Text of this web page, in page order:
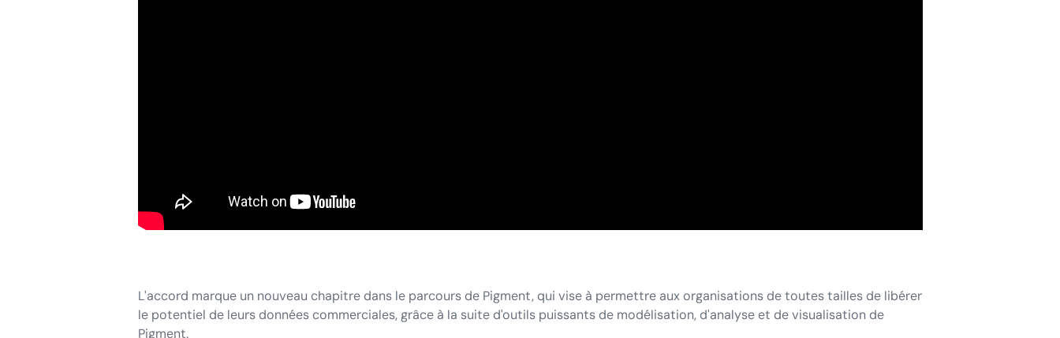
L'accord marque un nouveau chapitre dans le parcours de Pigment, qui vise à permettre aux organisations de toutes tailles de libérer
le potentiel de leurs données commerciales, grâce à la suite d'outils puissants de modélisation, d'analyse et de visualisation de
Pigment.